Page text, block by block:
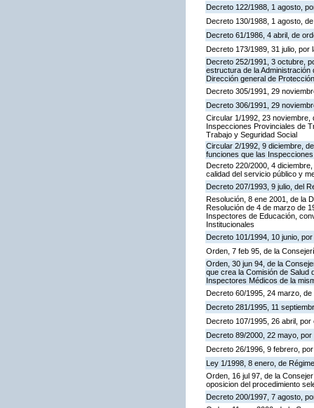
Decreto 122/1988, 1 agosto,
Decreto 130/1988, 1 agosto,
Decreto 61/1986, 4 abril, de
Decreto 173/1989, 31 julio,
Decreto 252/1991, 3 octubre,
estructura de la Administración
Dirección general de
Decreto 305/1991, 29
Decreto 306/1991, 29
Circular 1/1992, 23 noviembre,
Inspecciones Provinciales de
Trabajo y Seguridad Social
Circular 2/1992, 9 diciembre,
funciones que las
Decreto 220/2000, 4
calidad del servicio público y
Decreto 207/1993, 9 julio, del
Resolución, 8 ene 2001, de la
Resolución de 4 de marzo de
Inspectores de Educación,
Institucionales
Decreto 101/1994, 10 junio,
Orden, 7 feb 95, de la
Orden, 30 jun 94, de la
que crea la Comisión de Salud
Inspectores Médicos de la
Decreto 60/1995, 24 marzo,
Decreto 281/1995, 11
Decreto 107/1995, 26 abril,
Decreto 89/2000, 22 mayo,
Decreto 26/1996, 9 febrero,
Ley 1/1998, 8 enero, de
Orden, 16 jul 97, de la
oposicion del procedimiento
Decreto 200/1997, 7 agosto,